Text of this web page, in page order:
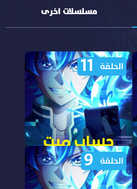
مسلسلات اخرى
مشاهدة انمي حساب ميت
الحلقة 11 مدبلجة
الحلقة 11
الحلقة 9